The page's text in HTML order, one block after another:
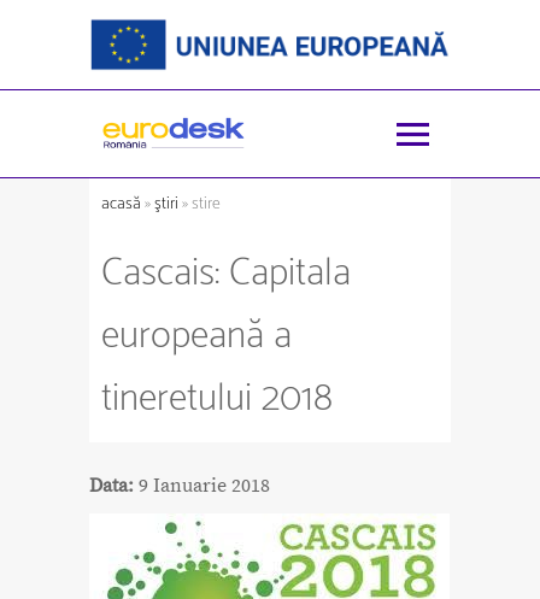
acasă»ştiri» stire
Cascais: Capitala
europeană a
tineretului 2018
Data: 9 Ianuarie 2018